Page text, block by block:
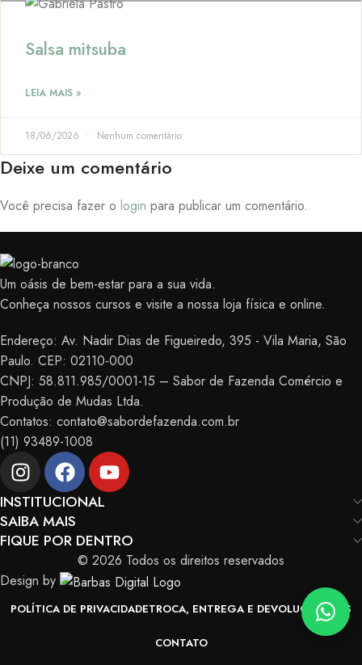
Salsa mitsuba
LEIA MAIS »
18/06/2026 Nenhum comentário
Deixe um comentário
Você precisa fazer o login para publicar um comentário.
Um oásis de bem-estar para a sua vida.
Conheça nossos cursos e visite a nossa loja física e online.
Endereço: Av. Nadir Dias de Figueiredo, 395 - Vila Maria, São
Paulo. CEP: 02110-000
CNPJ: 58.811.985/0001-15 – Sabor de Fazenda Comércio e
Produção de Mudas Ltda.
Contatos: contato@sabordefazenda.com.br
(11) 93489-1008
INSTITUCIONAL
SAIBA MAIS
FIQUE POR DENTRO
© 2026 Todos os direitos reservados
Design by
POLÍTICA DE PRIVACIDADETROCA, ENTREGA E DEVOLUÇÃOFAQS
CONTATO